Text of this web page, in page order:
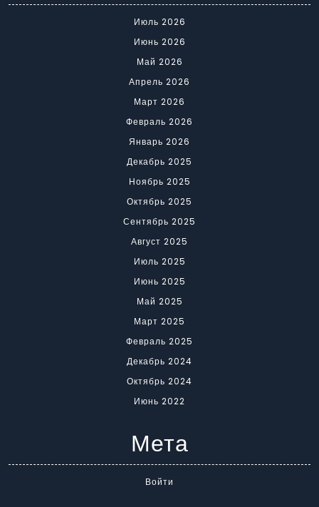
Июль 2026
Июнь 2026
Май 2026
Апрель 2026
Март 2026
Февраль 2026
Январь 2026
Декабрь 2025
Ноябрь 2025
Октябрь 2025
Сентябрь 2025
Август 2025
Июль 2025
Июнь 2025
Май 2025
Март 2025
Февраль 2025
Декабрь 2024
Октябрь 2024
Июнь 2022
Мета
Войти